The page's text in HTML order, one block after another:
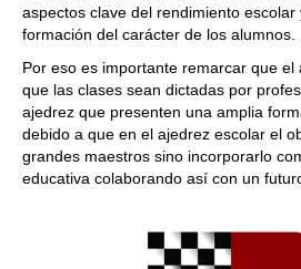
aspectos clave del rendimiento escolar
formación del carácter de los alumnos.
Por eso es importante remarcar que
que las clases sean dictadas por
ajedrez que presenten una amplia
debido a que en el ajedrez escolar el
grandes maestros sino incorporarlo
educativa colaborando así con un